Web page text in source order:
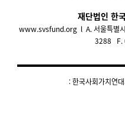
재단법인 한
www.svsfund.orgl A. 서울특별
3288 F.
: 한국사회가치연